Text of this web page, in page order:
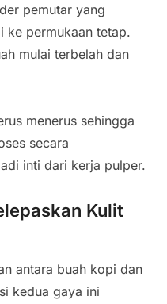
pemutar yang
ke permukaan tetap.
mulai terbelah dan
menerus sehingga
secara
inti dari kerja pulper.
Kulit
antara buah kopi dan
kedua gaya ini